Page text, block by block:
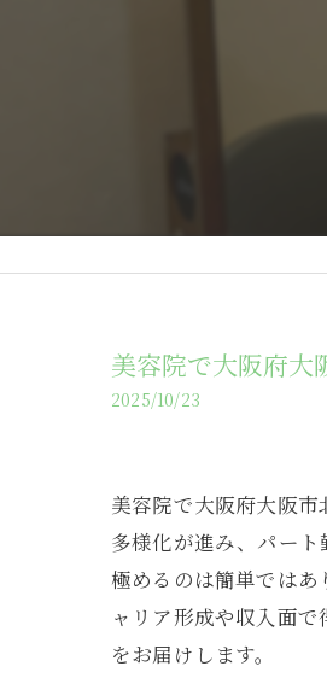
美容院で大阪府大
2025/10/23
美容院で大阪府大阪
多様化が進み、パー
極めるのは簡単では
ャリア形成や収入面
をお届けします。